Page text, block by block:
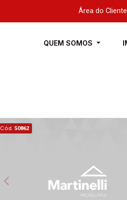
Área do Cliente
QUEM SOMOS
Cód. 50862